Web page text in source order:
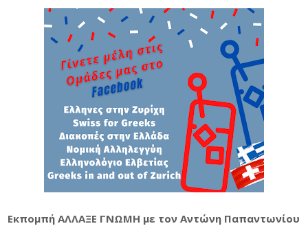
Εκπομπή ΑΛΛΑΞΕ ΓΝΩΜΗ με τον Αντώνη Παπαντωνίου